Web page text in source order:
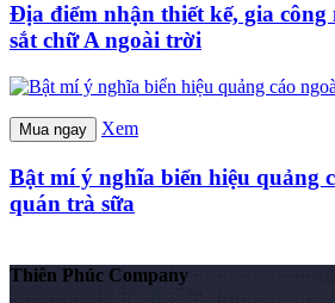
Địa điểm nhận thiết kế, gia công
sắt chữ A ngoài trời
Mua ngay Xem
Bật mí ý nghĩa biển hiệu quảng
quán trà sữa
Thiên Phúc Company